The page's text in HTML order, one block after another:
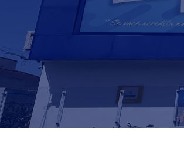
Ensino Fundamental II
Ensino Médio